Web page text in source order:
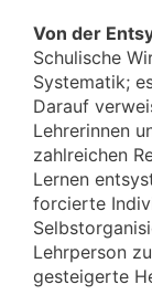
Von der
Schulische
Systematik;
Darauf
Lehrerinnen
zahlreichen
Lernen
forcierte
Lehrperson
gesteigerte